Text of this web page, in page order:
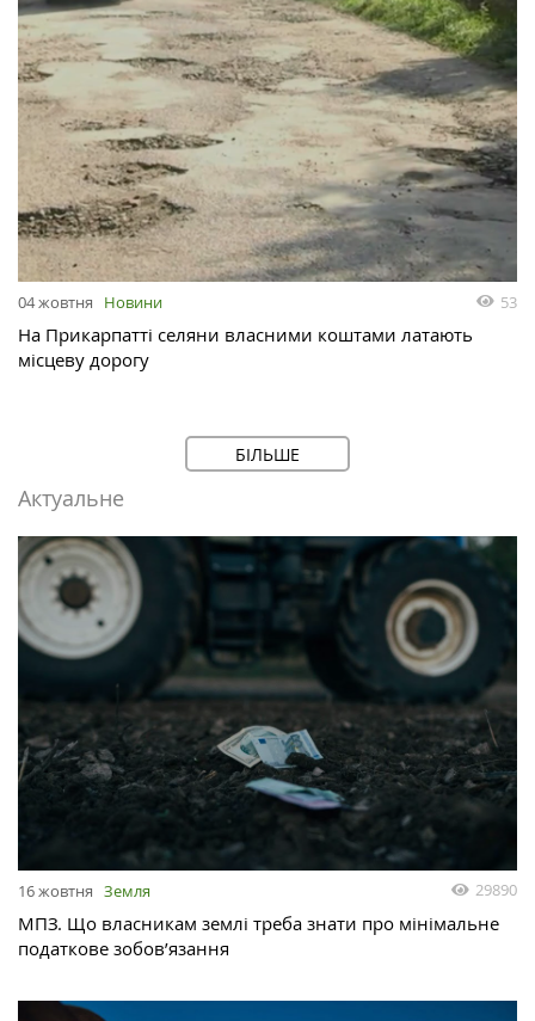
04 жовтня Новини 53
На Прикарпатті селяни власними коштами латають
місцеву дорогу
БІЛЬШЕ
Актуальне
16 жовтня Земля 29890
МПЗ. Що власникам землі треба знати про мінімальне
податкове зобов’язання